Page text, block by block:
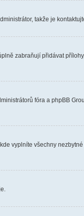
takže je
zabraňují přidávat
fóra a phpBB
vyplníte všechny